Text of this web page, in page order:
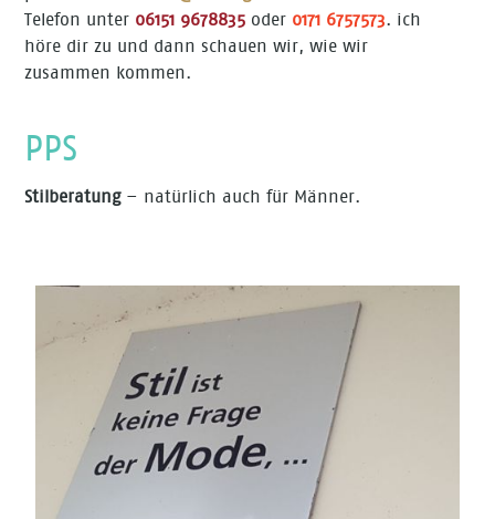
Telefon unter 06151 9678835 oder 0171 6757573. ich
höre dir zu und dann schauen wir, wie wir
zusammen kommen.
PPS
Stilberatung– natürlich auch für Männer.